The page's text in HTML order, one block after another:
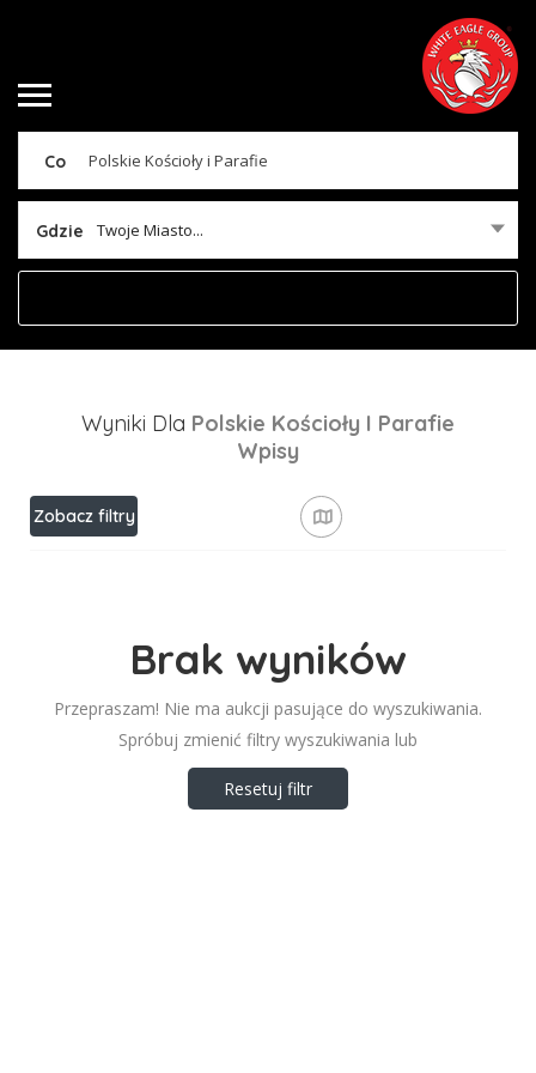
Co
Gdzie Twoje Miasto...
Wyniki Dla Polskie Kościoły I Parafie
Wpisy
Zobacz filtry
Brak wyników
Przepraszam! Nie ma aukcji pasujące do wyszukiwania.
Spróbuj zmienić filtry wyszukiwania lub
Resetuj filtr